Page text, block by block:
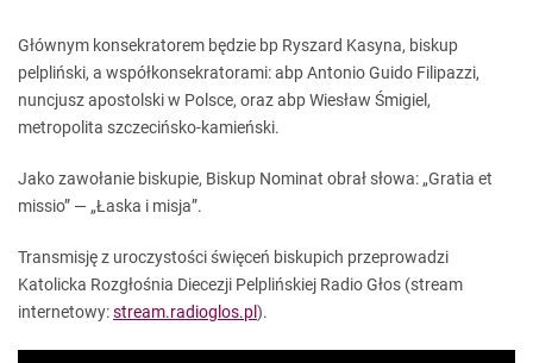
Głównym konsekratorem będzie bp Ryszard Kasyna, biskup
pelpliński, a współkonsekratorami: abp Antonio Guido Filipazzi,
nuncjusz apostolski w Polsce, oraz abp Wiesław Śmigiel,
metropolita szczecińsko-kamieński.
Jako zawołanie biskupie, Biskup Nominat obrał słowa: „Gratia et
missio” — „Łaska i misja”.
Transmisję z uroczystości święceń biskupich przeprowadzi
Katolicka Rozgłośnia Diecezji Pelplińskiej Radio Głos (stream
internetowy:stream.radioglos.pl).